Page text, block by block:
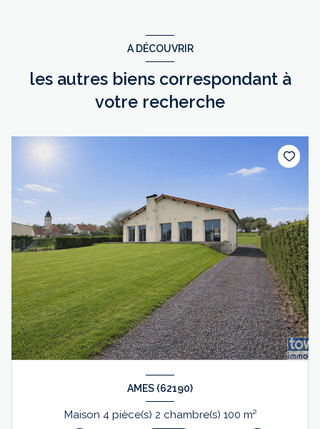
A DÉCOUVRIR
les autres biens correspondant à
votre recherche
AMES (62190)
Maison 4 pièce(s) 2 chambre(s) 100 m²